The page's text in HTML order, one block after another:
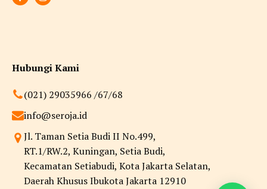
Hubungi Kami
(021) 29035966 /67/68
info@seroja.id
Jl. Taman Setia Budi II No.499,
RT.1/RW.2, Kuningan, Setia Budi,
Kecamatan Setiabudi, Kota Jakarta Selatan,
Daerah Khusus Ibukota Jakarta 12910